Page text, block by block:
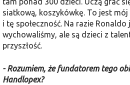
siatkową, koszykówkę. To jest
i tę społeczność. Na razie Ronaldo
wychowaliśmy, ale są dzieci z
przyszłość.
- Rozumiem, że fundatorem tego
Handlopex?